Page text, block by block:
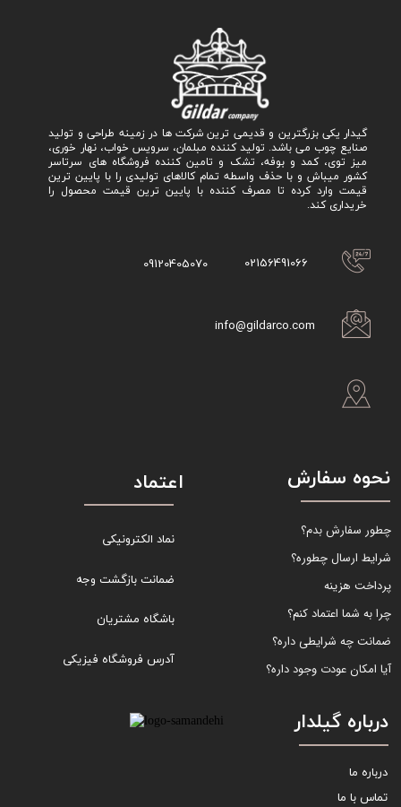
گیدار یکی بزرگترین و قدیمی ترین شرکت ها در زمینه طراحی و تولید
صنایع چوب می باشد. تولید کننده مبلمان، سرویس خواب، نهار خوری،
میز توی، کمد و بوفه، تشک و تامین کننده فروشگاه های سرتاسر
کشور میباش و با حذف واسطه تمام کالاهای تولیدی را با پایین ترین
قیمت وارد کرده تا مصرف کننده با پایین ترین قیمت محصول را
خریداری کند.
02156491066
09120405070
info@gildarco.com
نحوه سفارش
چطور سفارش بدم؟
شرایط ارسال چطوره؟
پرداخت هزینه
چرا به شما اعتماد کنم؟
ضمانت چه شرایطی داره؟
آیا امکان عودت وجود داره؟
اعتماد
نماد الکترونیکی
ضمانت بازگشت وجه
باشگاه مشتریان
آدرس فروشگاه فیزیکی
درباره گیلدار
درباره ما
تماس با ما